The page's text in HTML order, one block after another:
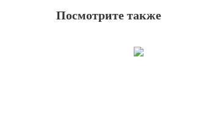
Посмотрите также